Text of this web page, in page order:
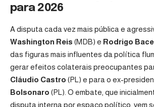
para 2026
A disputa cada vez mais pública e
Washington Reis (MDB) e Rodrigo
das figuras mais influentes da política
gerar efeitos colaterais preocupantes
Cláudio Castro (PL) e para o ex-
Bolsonaro (PL). O embate, que
disputa interna por espaço político, vem